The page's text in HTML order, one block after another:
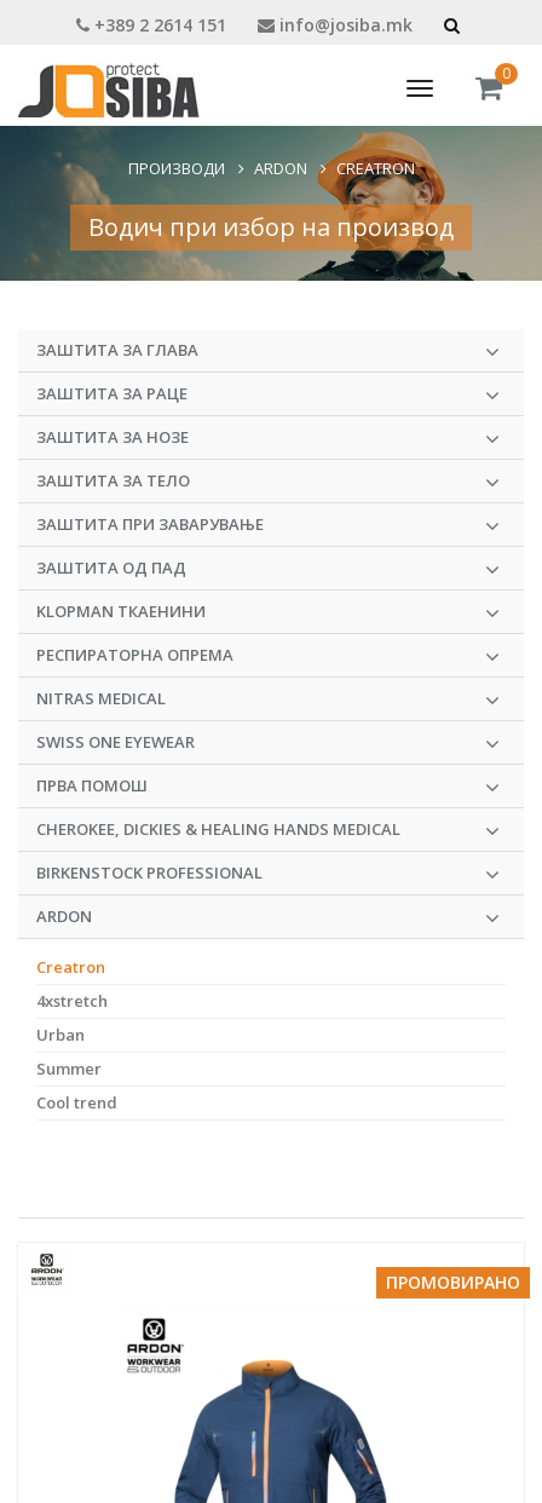
+389 2 2614 151 info@josiba.mk
Toggle
navigation
0
ПРОИЗВОДИ ARDON CREATRON
Водич при избор на производ
ЗАШТИТА ЗА ГЛАВА
ЗАШТИТА ЗА РАЦЕ
ЗАШТИТА ЗА НОЗЕ
ЗАШТИТА ЗА ТЕЛО
ЗАШТИТА ПРИ ЗАВАРУВАЊЕ
ЗАШТИТА ОД ПАД
KLOPMAN ТКАЕНИНИ
РЕСПИРАТОРНА ОПРЕМА
NITRAS MEDICAL
SWISS ONE EYEWEAR
ПРВА ПОМОШ
CHEROKEE, DICKIES & HEALING HANDS MEDICAL
BIRKENSTOCK PROFESSIONAL
ARDON
Creatron
4xstretch
Urban
Summer
Cool trend
ПРОМОВИРАНО